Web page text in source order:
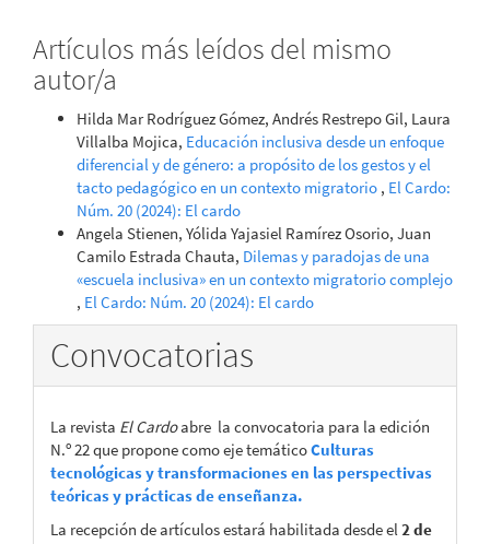
Artículos más leídos del mismo
autor/a
Hilda Mar Rodríguez Gómez, Andrés Restrepo Gil, Laura
Villalba Mojica, Educación inclusiva desde un enfoque
diferencial y de género: a propósito de los gestos y el
tacto pedagógico en un contexto migratorio , El Cardo:
Núm. 20 (2024): El cardo
Angela Stienen, Yólida Yajasiel Ramírez Osorio, Juan
Camilo Estrada Chauta, Dilemas y paradojas de una
«escuela inclusiva» en un contexto migratorio complejo
, El Cardo: Núm. 20 (2024): El cardo
Convocatorias
La revista El Cardoabre la convocatoria para la edición
N.º 22 que propone como eje temáticoCulturas
tecnológicas y transformaciones en las perspectivas
teóricas y prácticas de enseñanza.
La recepción de artículos estará habilitada desde el2 de